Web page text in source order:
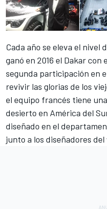
Cada año se eleva el
ganó en 2016 el Dakar con
segunda participación en
revivir las glorias de los
el equipo francés tiene
desierto en América del
diseñado en el
junto a los diseñadores